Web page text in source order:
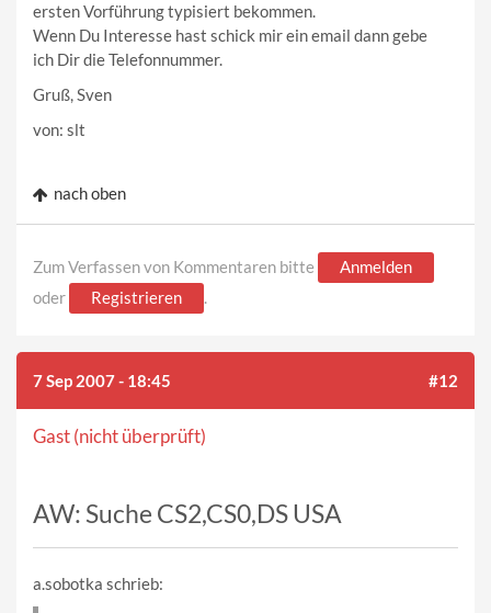
ersten Vorführung typisiert bekommen.
Wenn Du Interesse hast schick mir ein email dann gebe
ich Dir die Telefonnummer.
Gruß, Sven
von: slt
nach oben
Zum Verfassen von Kommentaren bitte
Anmelden
oder
Registrieren .
7 Sep 2007 - 18:45 #12
Gast (nicht überprüft)
AW: Suche CS2,CS0,DS USA
a.sobotka schrieb: